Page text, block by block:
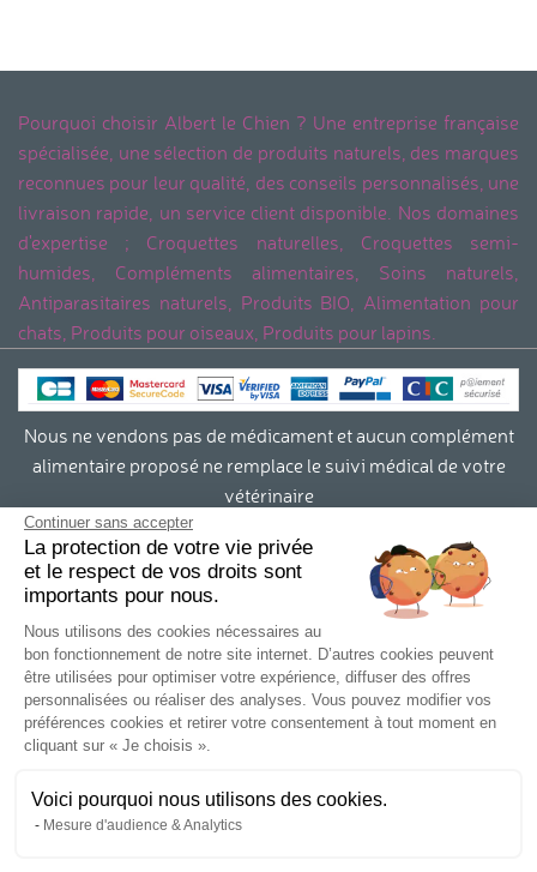
Pourquoi choisir Albert le Chien ? Une entreprise française
spécialisée, une sélection de produits naturels, des marques
reconnues pour leur qualité, des conseils personnalisés, une
livraison rapide, un service client disponible. Nos domaines
d'expertise ; Croquettes naturelles, Croquettes semi-
humides, Compléments alimentaires, Soins naturels,
Antiparasitaires naturels, Produits BIO, Alimentation pour
chats, Produits pour oiseaux, Produits pour lapins.
Nous ne vendons pas de médicament et aucun complément
alimentaire proposé ne remplace le suivi médical de votre
vétérinaire
Contact
Conditions générales de vente et RGPD
Mentions légales
Infos livraison
Qui sommes-nous?
Continuer sans accepter
La protection de votre vie privée
et le respect de vos droits sont
importants pour nous.
Nous utilisons des cookies nécessaires au
bon fonctionnement de notre site internet. D’autres cookies peuvent
être utilisées pour optimiser votre expérience, diffuser des offres
personnalisées ou réaliser des analyses. Vous pouvez modifier vos
préférences cookies et retirer votre consentement à tout moment en
cliquant sur « Je choisis ».
Voici pourquoi nous utilisons des cookies.
Mesure d'audience & Analytics